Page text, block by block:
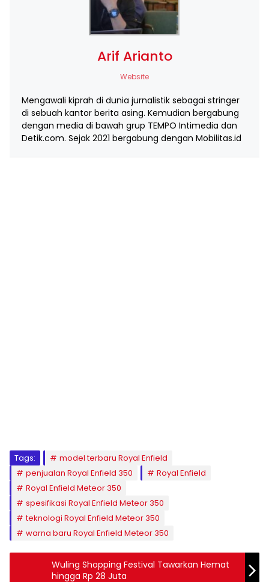
Arif Arianto
Website
Mengawali kiprah di dunia jurnalistik sebagai stringer
di sebuah kantor berita asing. Kemudian bergabung
dengan media di bawah grup TEMPO Intimedia dan
Detik.com. Sejak 2021 bergabung dengan Mobilitas.id
Tags:
model terbaru Royal Enfield
penjualan Royal Enfield 350
Royal Enfield
Royal Enfield Meteor 350
spesifikasi Royal Enfield Meteor 350
teknologi Royal Enfield Meteor 350
warna baru Royal Enfield Meteor 350
Wuling Shopping Festival Tawarkan Hemat
hingga Rp 28 Juta